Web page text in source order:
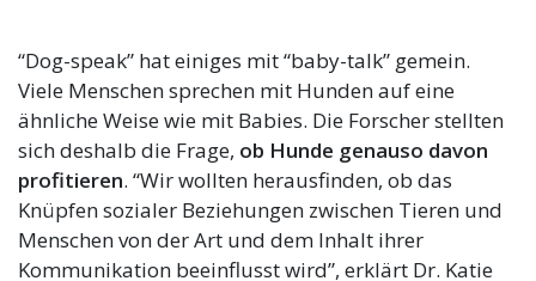
“Dog-speak” hat einiges mit “baby-talk” gemein.
Viele Menschen sprechen mit Hunden auf eine
ähnliche Weise wie mit Babies. Die Forscher stellten
sich deshalb die Frage, ob Hunde genauso davon
profitieren. “Wir wollten herausfinden, ob das
Knüpfen sozialer Beziehungen zwischen Tieren und
Menschen von der Art und dem Inhalt ihrer
Kommunikation beeinflusst wird”, erklärt Dr. Katie